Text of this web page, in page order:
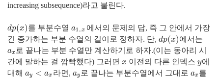
increasing subsequence)라고 불린다.
dp(x)
dp(x) 를 부분수열a1..x
a1..x 에서의 문제의 답, 즉 그 안에서 가장
긴 증가하는 부분 수열의 길이로 정하자. 단, dp(x)
dp(x) 에서는
ax
ax 로 끝나는 부분 수열만 계산하기로 하자.(이는 동아리 시
간에 말하는 걸 깜빡했다) 그러면 x
x 이전의 다른 인덱스y
y에
대해 ay < ax
ay <ax 라면, ay
ay 로 끝나는 부분수열에서 그대로 ax
ax를